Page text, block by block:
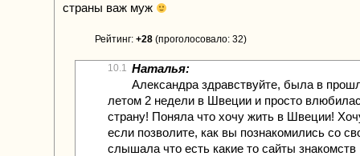
страны важ муж
Рейтинг: +28 (проголосовало: 32)
10.1 Наталья:
Александра здравствуйте, была в
летом 2 недели в Швеции и просто
страну! Поняла что хочу жить в Швеции!
если позволите, как вы познакомились со
слышала что есть какие то сайты знакомств